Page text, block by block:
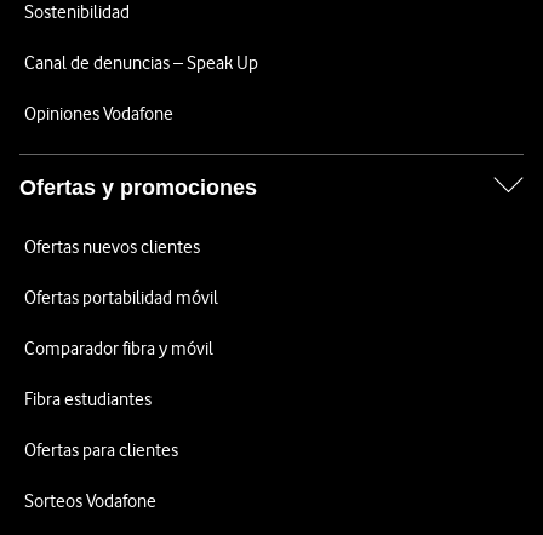
Sostenibilidad
Canal de denuncias – Speak Up
Opiniones Vodafone
Ofertas y promociones
Ofertas nuevos clientes
Ofertas portabilidad móvil
Comparador fibra y móvil
Fibra estudiantes
Ofertas para clientes
Sorteos Vodafone